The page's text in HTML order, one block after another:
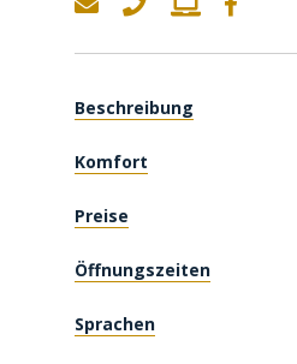
Beschreibung
Komfort
Preise
Öffnungszeiten
Sprachen